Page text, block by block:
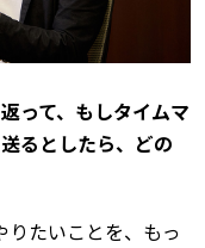
って、もしタイムマ
るとしたら、どの
りたいことを、もっ